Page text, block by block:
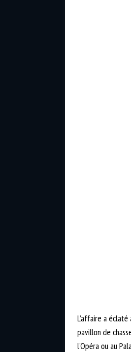
L’affaire a
pavillon de
l’Opéra ou au